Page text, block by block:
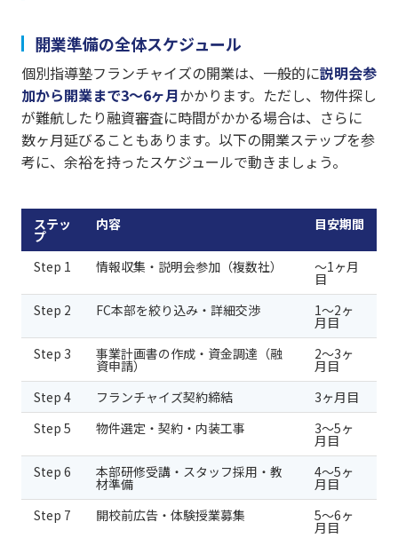
開業準備の全体スケジュール
個別指導塾フランチャイズの開業は、一般的に説明会参
加から開業まで3〜6ヶ月かかります。ただし、物件探し
が難航したり融資審査に時間がかかる場合は、さらに
数ヶ月延びることもあります。以下の開業ステップを参
考に、余裕を持ったスケジュールで動きましょう。
ステッ
プ
内容 目安期間
Step 1 情報収集・説明会参加（複数社） 〜1ヶ月
目
Step 2
FC本部を絞り込み・詳細交渉 1〜2ヶ
月目
Step 3
事業計画書の作成・資金調達（融
資申請）
2〜3ヶ
月目
Step 4
フランチャイズ契約締結
3ヶ月目
Step 5
物件選定・契約・内装工事 3〜5ヶ
月目
Step 6
本部研修受講・スタッフ採用・教
材準備
4〜5ヶ
月目
Step 7
開校前広告・体験授業募集 5〜6ヶ
月目